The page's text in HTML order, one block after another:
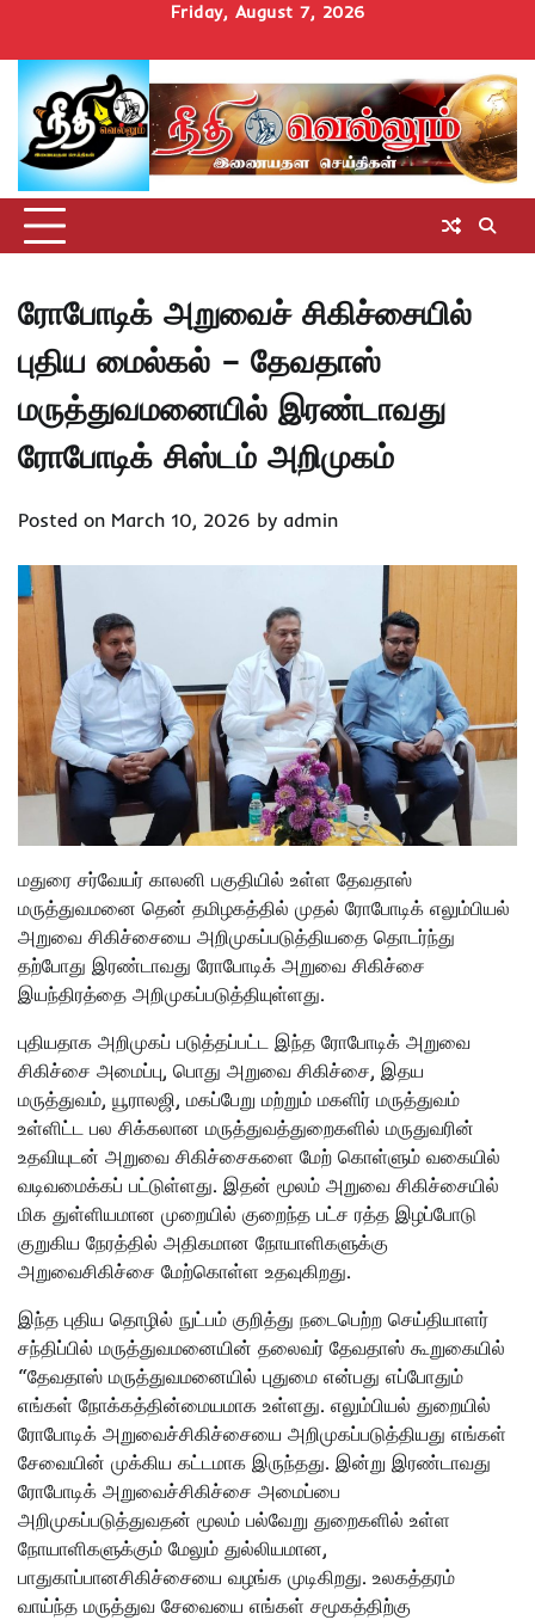
content
Friday, August 7, 2026
Homeசெய்திகள்
தமிழ்நாடுமாவட்டச்செய்திகள்
அரசியல்ஆன்மிகம்
சட்டம்
அறிவோம்
சினிமாUncategorized
ரோபோடிக் அறுவைச் சிகிச்சையில்
புதிய மைல்கல் – தேவதாஸ்
மருத்துவமனையில் இரண்டாவது
ரோபோடிக் சிஸ்டம் அறிமுகம்
Posted on March 10, 2026 by admin
மதுரை சர்வேயர் காலனி பகுதியில் உள்ள தேவதாஸ்
மருத்துவமனை தென் தமிழகத்தில் முதல் ரோபோடிக் எலும்பியல்
அறுவை சிகிச்சையை அறிமுகப்படுத்தியதை தொடர்ந்து
தற்போது இரண்டாவது ரோபோடிக் அறுவை சிகிச்சை
இயந்திரத்தை அறிமுகப்படுத்தியுள்ளது.
புதியதாக அறிமுகப் படுத்தப்பட்ட இந்த ரோபோடிக் அறுவை
சிகிச்சை அமைப்பு, பொது அறுவை சிகிச்சை, இதய
மருத்துவம், யூராலஜி, மகப்பேறு மற்றும் மகளிர் மருத்துவம்
உள்ளிட்ட பல சிக்கலான மருத்துவத்துறைகளில் மருதுவரின்
உதவியுடன் அறுவை சிகிச்சைகளை மேற் கொள்ளும் வகையில்
வடிவமைக்கப் பட்டுள்ளது. இதன் மூலம் அறுவை சிகிச்சையில்
மிக துள்ளியமான முறையில் குறைந்த பட்ச ரத்த இழப்போடு
குறுகிய நேரத்தில் அதிகமான நோயாளிகளுக்கு
அறுவைசிகிச்சை மேற்கொள்ள உதவுகிறது.
இந்த புதிய தொழில் நுட்பம் குறித்து நடைபெற்ற செய்தியாளர்
சந்திப்பில் மருத்துவமனையின் தலைவர் தேவதாஸ் கூறுகையில்
“தேவதாஸ் மருத்துவமனையில் புதுமை என்பது எப்போதும்
எங்கள் நோக்கத்தின்மையமாக உள்ளது. எலும்பியல் துறையில்
ரோபோடிக் அறுவைச்சிகிச்சையை அறிமுகப்படுத்தியது எங்கள்
சேவையின் முக்கிய கட்டமாக இருந்தது. இன்று இரண்டாவது
ரோபோடிக் அறுவைச்சிகிச்சை அமைப்பை
அறிமுகப்படுத்துவதன் மூலம் பல்வேறு துறைகளில் உள்ள
நோயாளிகளுக்கும் மேலும் துல்லியமான,
பாதுகாப்பானசிகிச்சையை வழங்க முடிகிறது. உலகத்தரம்
வாய்ந்த மருத்துவ சேவையை எங்கள் சமூகத்திற்கு